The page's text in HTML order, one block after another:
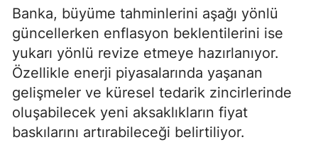
Banka, büyüme tahminlerini aşağı yönlü
güncellerken enflasyon beklentilerini ise
yukarı yönlü revize etmeye hazırlanıyor.
Özellikle enerji piyasalarında yaşanan
gelişmeler ve küresel tedarik zincirlerinde
oluşabilecek yeni aksaklıkların fiyat
baskılarını artırabileceği belirtiliyor.